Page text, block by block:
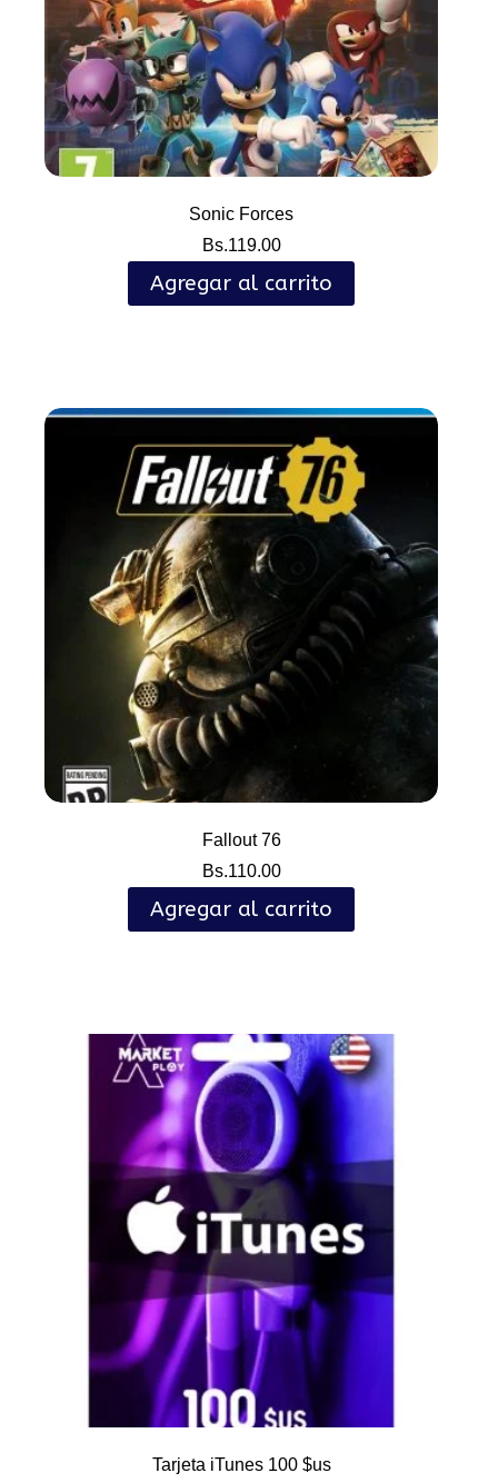
Sonic Forces
Bs.119.00
Agregar al carrito
Fallout 76
Bs.110.00
Agregar al carrito
Tarjeta iTunes 100 $us